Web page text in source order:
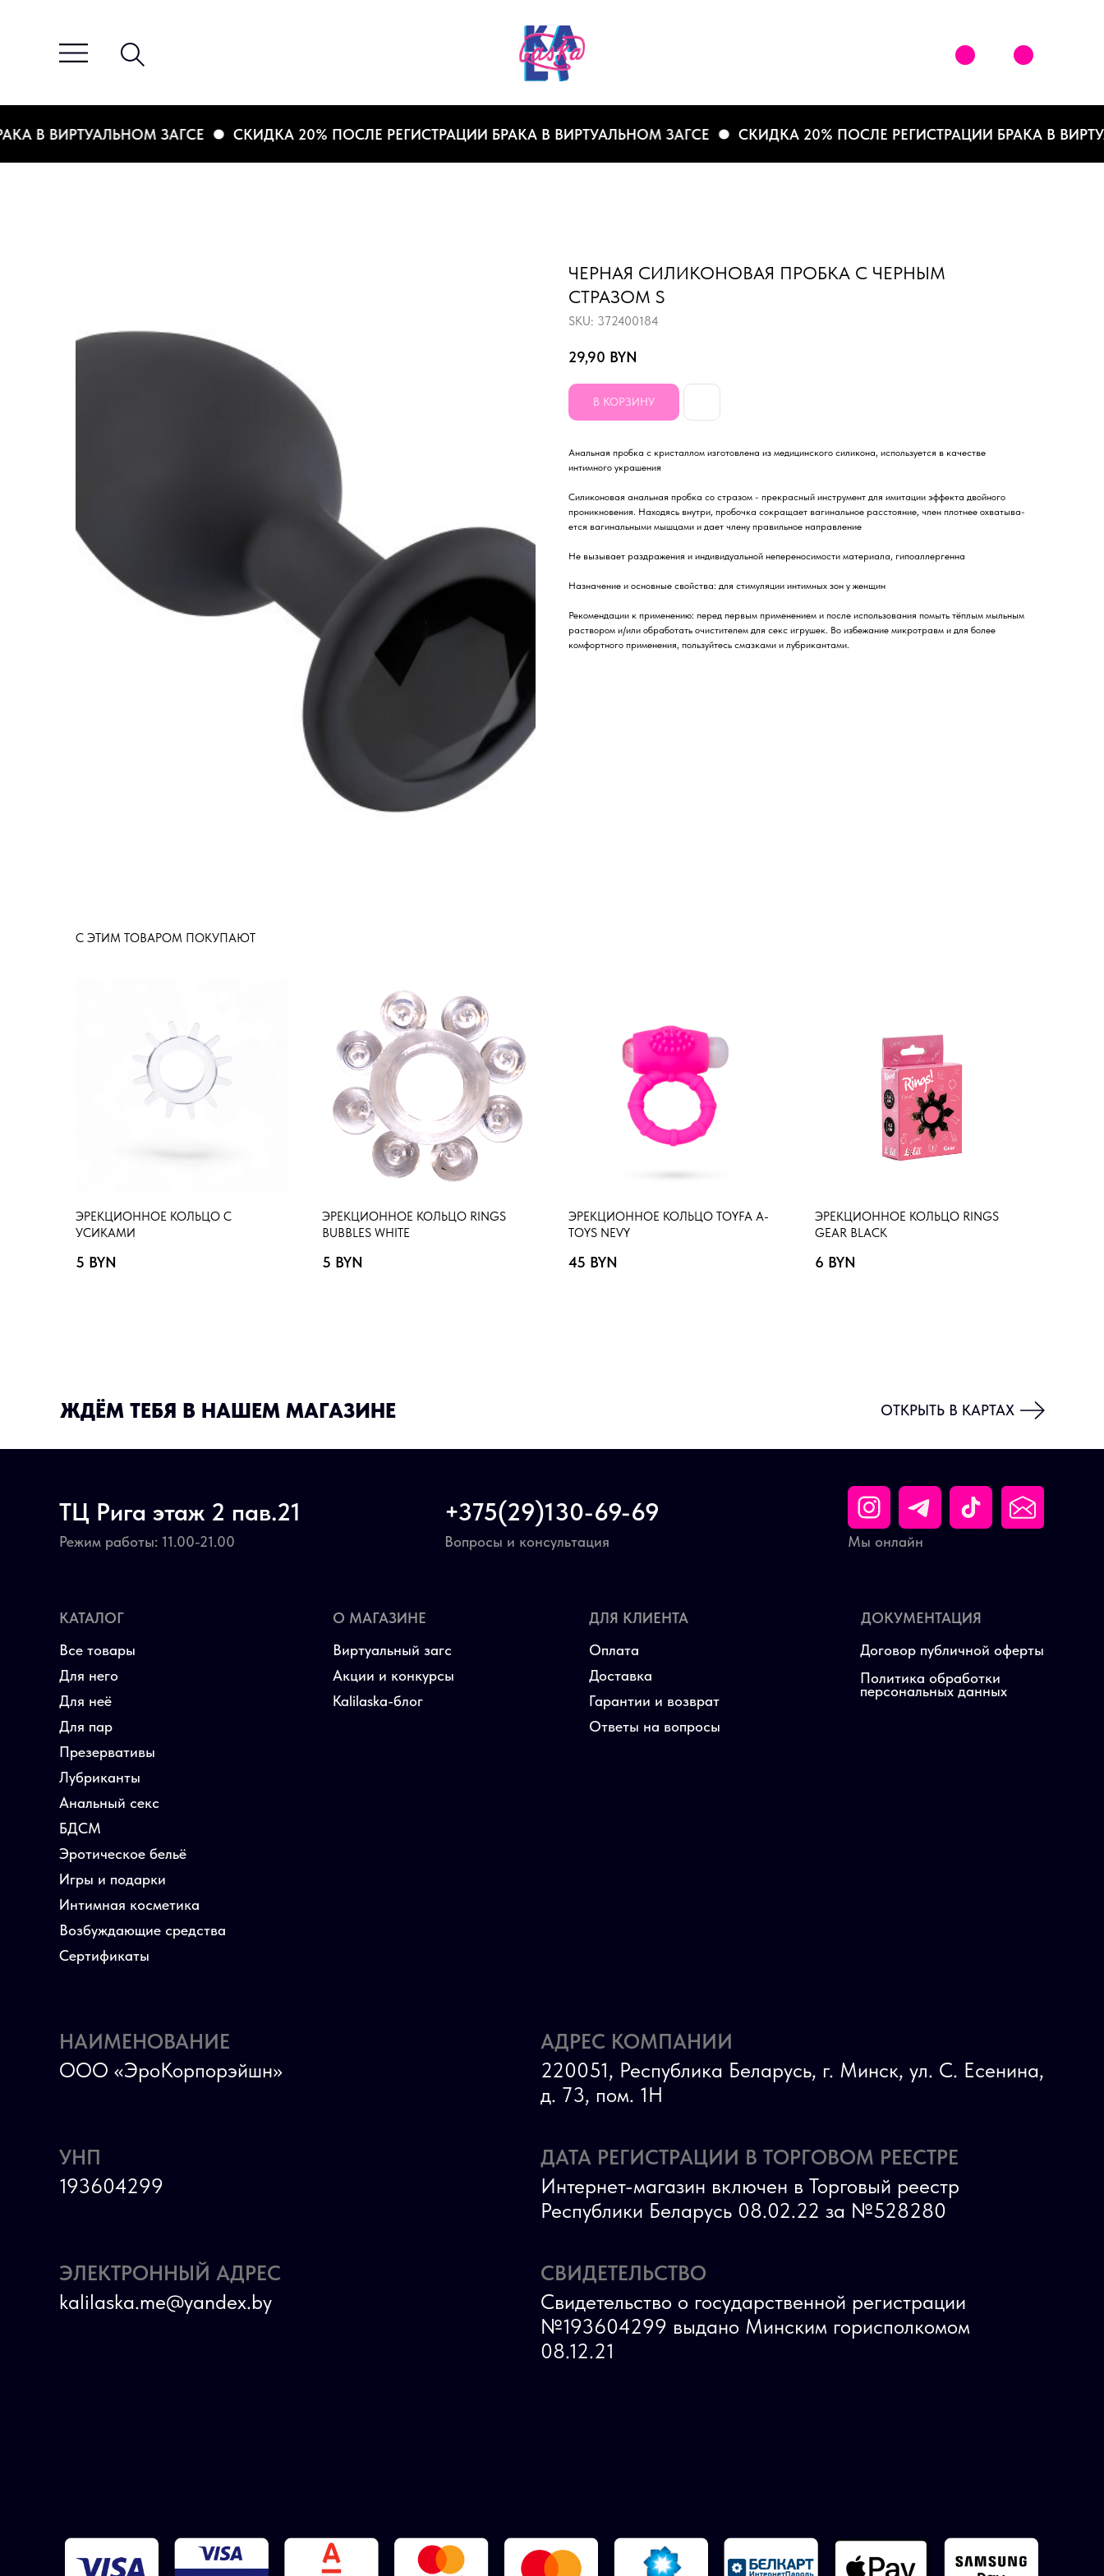
В ВИРТУАЛЬНОМ ЗАГСЕ СКИДКА 20% ПОСЛЕ РЕГИСТРАЦИИ БРАКА В ВИРТУАЛЬНОМ ЗАГСЕ СКИДКА 20% ПОСЛЕ РЕГИСТРАЦИИ БРАКА В
ЧЕРНАЯ СИЛИКОНОВАЯ ПРОБКА С ЧЕРНЫМ
СТРАЗОМ S
SKU: 372400184
29,90 BYN
В КОРЗИНУ
Анальная пробка с кристаллом изготовлена из медицинского силикона, используется в качестве
интимного украшения
Силиконовая анальная пробка со стразом - прекрасный инструмент для имитации эффекта двойного
проникновения. Нахо­дясь внутри, про­бочка сокращает ваги­наль­ное рас­сто­я­ние, член плот­нее охва­ты­ва­
ется ваги­наль­ными мыш­цами и дает члену пра­виль­ное направ­ле­ние
Не вызывает раздражения и индивидуальной непереносимости материала, гипоаллергенна
Назначение и основные свойства: для стимуляции интимных зон у женщин
Рекомендации к применению: перед первым применением и после использования помыть тёплым мыльным
раствором и/или обработать очистителем для секс игрушек. Во избежание микротравм и для более
комфортного применения, пользуйтесь смазками и лубрикантами.
С ЭТИМ ТОВАРОМ ПОКУПАЮТ
ЭРЕКЦИОННОЕ КОЛЬЦО С
УСИКАМИ
5 BYN
ЭРЕКЦИОННОЕ КОЛЬЦО RINGS
BUBBLES WHITE
5 BYN
ЭРЕКЦИОННОЕ КОЛЬЦО TOYFA A-
TOYS NEVY
45 BYN
ЭРЕКЦИОННОЕ КОЛЬЦО RINGS
GEAR BLACK
6 BYN
ЖДЁМ ТЕБЯ В НАШЕМ МАГАЗИНЕ ОТКРЫТЬ В КАРТАХ
Виртуальный загс
Акции и конкурсы
Kalilaska-блог
О МАГАЗИНЕ
Договор публичной оферты
Политика обработки
персональных данных
ДОКУМЕНТАЦИЯ
ТЦ Рига этаж 2 пав.21
Режим работы: 11.00-21.00 Мы онлайн
+375(29)130-69-69
Вопросы и консультация
КАТАЛОГ
Для него
Для неё
Для пар
БДСМ
Эротическое бельё
Игры и подарки
Интимная косметика
Возбуждающие средства
Все товары
Презервативы
Лубриканты
Анальный секс
Сертификаты
Оплата
Гарантии и возврат
Ответы на вопросы
ДЛЯ КЛИЕНТА
Доставка
УНП
193604299
СВИДЕТЕЛЬСТВО
Свидетельство о государственной регистрации
№193604299 выдано Минским горисполкомом
08.12.21
ДАТА РЕГИСТРАЦИИ В ТОРГОВОМ РЕЕСТРЕ
Интернет-магазин включен в Торговый реестр
Республики Беларусь 08.02.22 за №528280
ЭЛЕКТРОННЫЙ АДРЕС
kalilaska.me@yandex.by
АДРЕС КОМПАНИИ
220051, Республика Беларусь, г. Минск, ул. С. Есенина,
д. 73, пом. 1Н
НАИМЕНОВАНИЕ
ООО «ЭроКорпорэйшн»